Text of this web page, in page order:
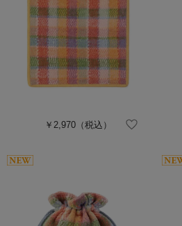
￥2,970 （税込）